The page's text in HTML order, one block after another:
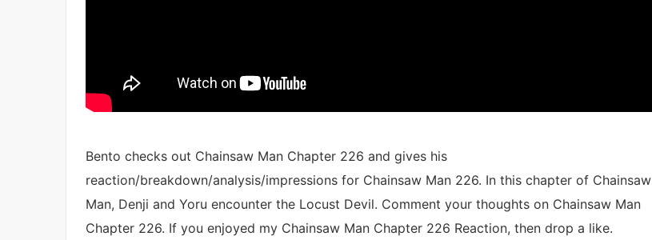
Bento checks out Chainsaw Man Chapter 226 and gives his
reaction/breakdown/analysis/impressions for Chainsaw Man 226. In this chapter of Chainsaw
Man, Denji and Yoru encounter the Locust Devil. Comment your thoughts on Chainsaw Man
Chapter 226. If you enjoyed my Chainsaw Man Chapter 226 Reaction, then drop a like.